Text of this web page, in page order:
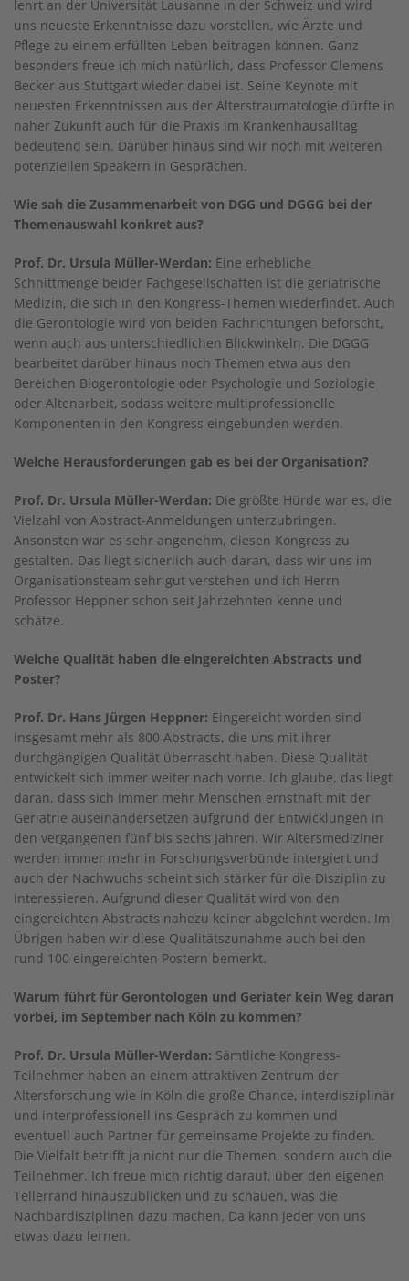
lehrt an der Universität Lausanne in der Schweiz und wird
uns neueste Erkenntnisse dazu vorstellen, wie Ärzte und
Pflege zu einem erfüllten Leben beitragen können. Ganz
besonders freue ich mich natürlich, dass Professor Clemens
Becker aus Stuttgart wieder dabei ist. Seine Keynote mit
neuesten Erkenntnissen aus der Alterstraumatologie dürfte in
naher Zukunft auch für die Praxis im Krankenhausalltag
bedeutend sein. Darüber hinaus sind wir noch mit weiteren
potenziellen Speakern in Gesprächen.
Wie sah die Zusammenarbeit von DGG und DGGG bei der
Themenauswahl konkret aus?
Prof. Dr. Ursula Müller-Werdan: Eine erhebliche
Schnittmenge beider Fachgesellschaften ist die geriatrische
Medizin, die sich in den Kongress-Themen wiederfindet. Auch
die Gerontologie wird von beiden Fachrichtungen beforscht,
wenn auch aus unterschiedlichen Blickwinkeln. Die DGGG
bearbeitet darüber hinaus noch Themen etwa aus den
Bereichen Biogerontologie oder Psychologie und Soziologie
oder Altenarbeit, sodass weitere multiprofessionelle
Komponenten in den Kongress eingebunden werden.
Welche Herausforderungen gab es bei der Organisation?
Prof. Dr. Ursula Müller-Werdan: Die größte Hürde war es, die
Vielzahl von Abstract-Anmeldungen unterzubringen.
Ansonsten war es sehr angenehm, diesen Kongress zu
gestalten. Das liegt sicherlich auch daran, dass wir uns im
Organisationsteam sehr gut verstehen und ich Herrn
Professor Heppner schon seit Jahrzehnten kenne und
schätze.
Welche Qualität haben die eingereichten Abstracts und
Poster?
Prof. Dr. Hans Jürgen Heppner: Eingereicht worden sind
insgesamt mehr als 800 Abstracts, die uns mit ihrer
durchgängigen Qualität überrascht haben. Diese Qualität
entwickelt sich immer weiter nach vorne. Ich glaube, das liegt
daran, dass sich immer mehr Menschen ernsthaft mit der
Geriatrie auseinandersetzen aufgrund der Entwicklungen in
den vergangenen fünf bis sechs Jahren. Wir Altersmediziner
werden immer mehr in Forschungsverbünde intergiert und
auch der Nachwuchs scheint sich stärker für die Disziplin zu
interessieren. Aufgrund dieser Qualität wird von den
eingereichten Abstracts nahezu keiner abgelehnt werden. Im
Übrigen haben wir diese Qualitätszunahme auch bei den
rund 100 eingereichten Postern bemerkt.
Warum führt für Gerontologen und Geriater kein Weg daran
vorbei, im September nach Köln zu kommen?
Prof. Dr. Ursula Müller-Werdan: Sämtliche Kongress-
Teilnehmer haben an einem attraktiven Zentrum der
Altersforschung wie in Köln die große Chance, interdisziplinär
und interprofessionell ins Gespräch zu kommen und
eventuell auch Partner für gemeinsame Projekte zu finden.
Die Vielfalt betrifft ja nicht nur die Themen, sondern auch die
Teilnehmer. Ich freue mich richtig darauf, über den eigenen
Tellerrand hinauszublicken und zu schauen, was die
Nachbardisziplinen dazu machen. Da kann jeder von uns
etwas dazu lernen.